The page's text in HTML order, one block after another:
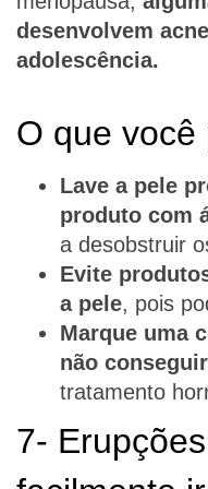
desenvolvem
adolescência.
O que você
Lave a pele
produto com
a desobstruir
Evite
a pele, pois
Marque uma
não
tratamento
7-